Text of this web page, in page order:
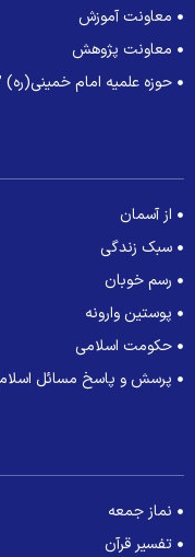
معاونت آموزش
معاونت پژوهش
حوزه علمیه امام خمینی(ره) 2
از آسمان
سبک زندگی
رسم خوبان
پوستین وارونه
حکومت اسلامی
پرسش و پاسخ مسائل اسلامی
نماز جمعه
تفسیر قرآن